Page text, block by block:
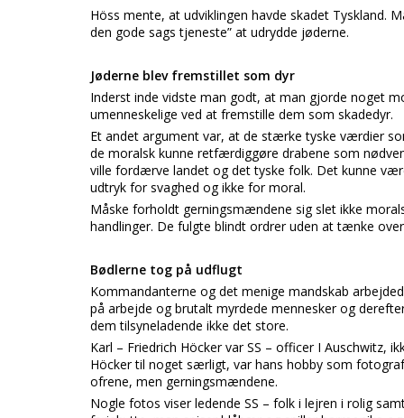
Höss mente, at udviklingen havde skadet Tyskland.
den gode sags tjeneste” at udrydde jøderne.
Jøderne blev fremstillet som dyr
Inderst inde vidste man godt, at man gjorde noget
umenneskelige ved at fremstille dem som skadedyr.
Et andet argument var, at de stærke tyske værdier
de moralsk kunne retfærdiggøre drabene som
ville fordærve landet og det tyske folk. Det kunne
udtryk for svaghed og ikke for moral.
Måske forholdt gerningsmændene sig slet ikke
handlinger. De fulgte blindt ordrer uden at tænke
Bødlerne tog på udflugt
Kommandanterne og det menige mandskab
på arbejde og brutalt myrdede mennesker og
dem tilsyneladende ikke det store.
Karl – Friedrich Höcker var SS – officer I
Höcker til noget særligt, var hans hobby som
ofrene, men gerningsmændene.
Nogle fotos viser ledende SS – folk i lejren i rolig